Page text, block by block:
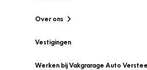
Over ons
Vestigingen
Werken bij Vakgrarage Auto